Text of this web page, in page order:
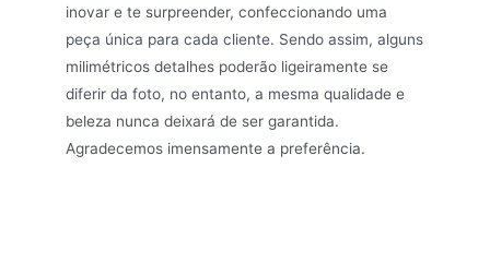
inovar e te surpreender, confeccionando uma
peça única para cada cliente. Sendo assim, alguns
milimétricos detalhes poderão ligeiramente se
diferir da foto, no entanto, a mesma qualidade e
beleza nunca deixará de ser garantida.
Agradecemos imensamente a preferência.